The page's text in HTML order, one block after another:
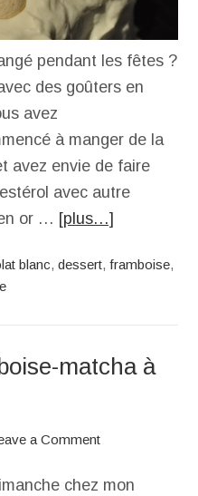
pendant les fêtes ?
des goûters en
avez
à manger de la
avez envie de faire
avec autre
or … [plus…]
blanc,dessert,framboise,
matcha à
a Comment
chez mon